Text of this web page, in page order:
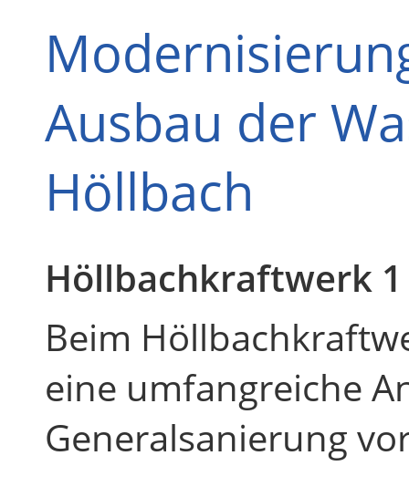
Ausbau der
Höllbach
Höllbachkraftwerk 1
Beim
eine umfangreiche
Generalsanierung